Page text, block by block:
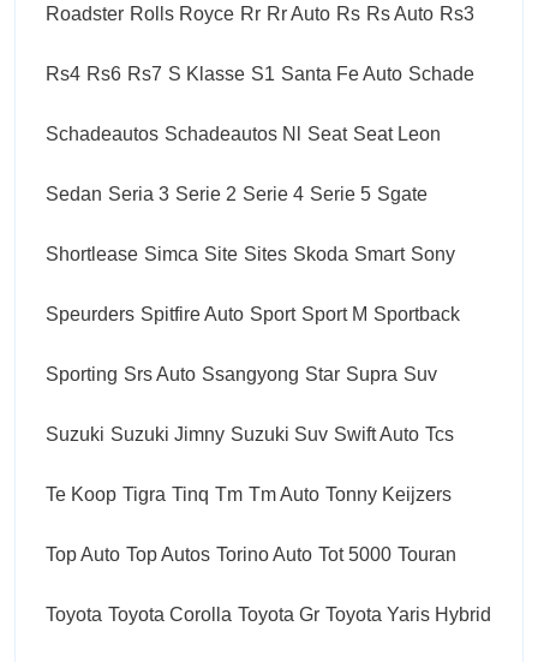
Roadster Rolls Royce Rr Rr Auto Rs Rs Auto Rs3
Rs4 Rs6 Rs7 S Klasse S1 Santa Fe Auto Schade
Schadeautos Schadeautos Nl Seat Seat Leon
Sedan Seria 3 Serie 2 Serie 4 Serie 5 Sgate
Shortlease Simca Site Sites Skoda Smart Sony
Speurders Spitfire Auto Sport Sport M Sportback
Sporting Srs Auto Ssangyong Star Supra Suv
Suzuki Suzuki Jimny Suzuki Suv Swift Auto Tcs
Te Koop Tigra Tinq Tm Tm Auto Tonny Keijzers
Top Auto Top Autos Torino Auto Tot 5000 Touran
Toyota Toyota Corolla Toyota Gr Toyota Yaris Hybrid